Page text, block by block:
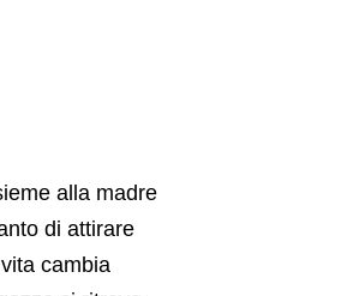
alla madre
di attirare
cambia